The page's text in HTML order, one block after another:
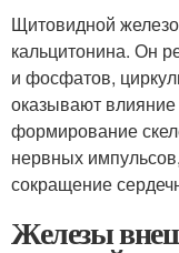
Щитовидной
кальцитонина. Он
и фосфатов,
оказывают
формирование
нервных
сокращение
Железы